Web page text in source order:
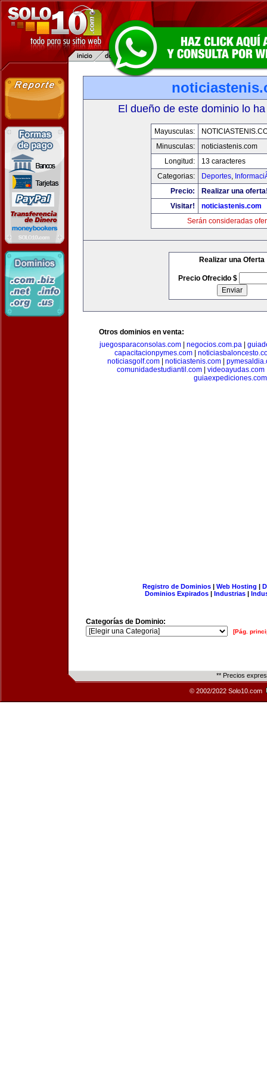
El dueño de este dominio lo
Mayusculas:
Minusculas:
noticiastenis.com
Longitud:
13 caracteres
Categorias:
Deportes,
Precio:
Realizar una
Visitar!
noticiastenis.com
Serán consideradas
Realizar una Oferta
Precio Ofrecido $
Otros dominios en venta:
juegosparaconsolas.com| negocios.com.pa|
capacitacionpymes.com|
noticiasgolf.com| noticiastenis.com|
comunidadestudiantil.com| videoayudas.com
guiaexpediciones.com
Registro de Dominios| Web Hosting |
Dominios Expirados | Industrias |
Categorías de Dominio:
[Pág.
** Precios
© 2002/2022 Solo10.com